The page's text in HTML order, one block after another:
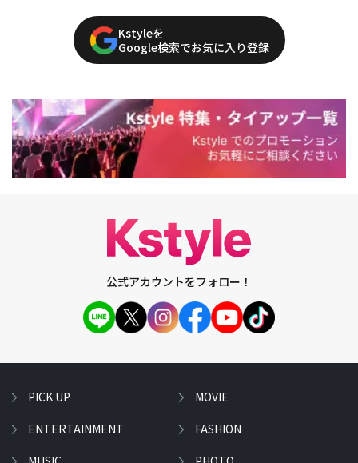
Kstyleを
Google検索でお気に入り登録
公式アカウントをフォロー！
PICK UP
ENTERTAINMENT
MOVIE
FASHION